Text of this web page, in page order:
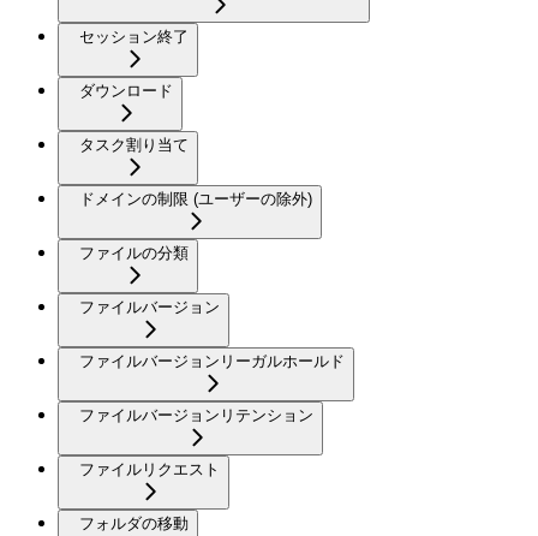
セッション終了
ダウンロード
タスク割り当て
ドメインの制限 (ユーザーの除外)
ファイルの分類
ファイルバージョン
ファイルバージョンリーガルホールド
ファイルバージョンリテンション
ファイルリクエスト
フォルダの移動